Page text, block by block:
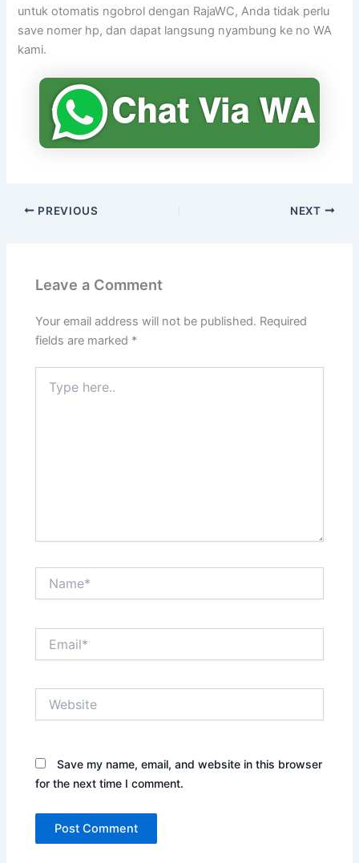
untuk otomatis ngobrol dengan RajaWC, Anda tidak perlu
save nomer hp, dan dapat langsung nyambung ke no WA
kami.
PREVIOUS NEXT
Leave a Comment
Your email address will not be published. Required
fields are marked *
here..
Save my name, email, and website in this browser
for the next time I comment.